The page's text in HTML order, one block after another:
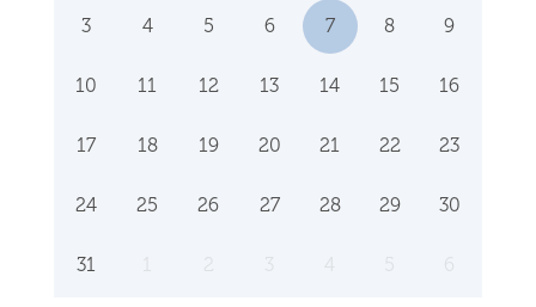
3 4 5 6 7 8 9
10 11 12 13 14 15 16
17 18 19 20 21 22 23
24 25 26 27 28 29 30
31